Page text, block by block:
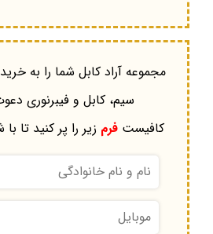
مجموعه آراد کابل شما را به
سیم، کابل و فیبرنوری
کافیستفرم زیر را پر کنید تا